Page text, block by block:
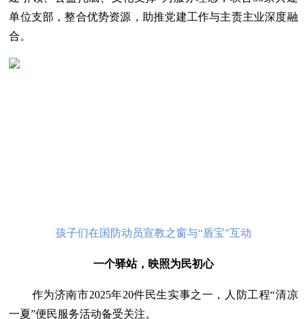
单位支部，整合优势资源，助推党建工作与主责主业深度融
合。
孩子们在国防动员宣教之窗与“盾宝”互动
一个驿站，映照为民初心
作为济南市2025年20件民生实事之一，人防工程“清凉
一夏”便民服务活动备受关注。